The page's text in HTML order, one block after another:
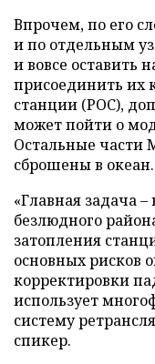
Впрочем, по его
и по отдельным
и вовсе оставить
присоединить их
станции (РОС),
может пойти о
Остальные части
сброшены в океан.
«Главная задача
безлюдного
затопления
основных рисков
корректировки
использует
систему
спикер.